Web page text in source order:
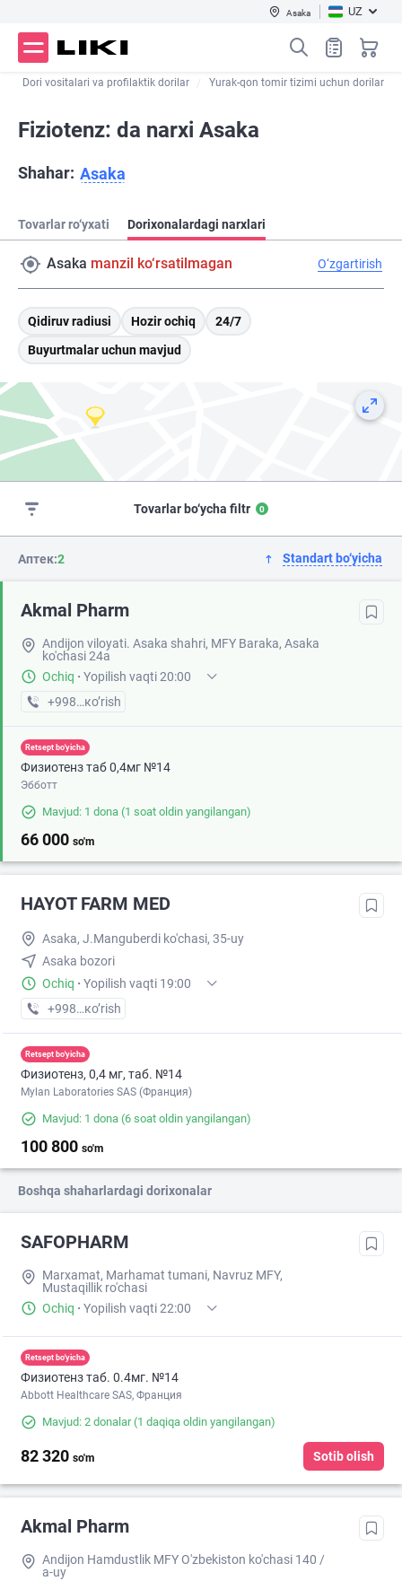
Asaka UZ
Dori vositalari va profilaktik dorilar Yurak-qon tomir tizimi uchun dorilar
Fiziotenz: da narxi Asaka
Shahar: Asaka
Tovarlar ro‘yxati Dorixonalardagi narxlari
Asaka manzil ko‘rsatilmagan O‘zgartirish
Qidiruv radiusi Hozir ochiq
24/7
Buyurtmalar uchun mavjud
Tovarlar bo‘ycha filtr 0
Аптек:2 Standart bo‘yicha
Akmal Pharm
Andijon viloyati. Asaka shahri, MFY Baraka, Asaka
ko'chasi 24a
Ochiq · Yopilish vaqti 20:00
+998 (88) XXX-XX-XX
кo’rish
Retsept bo'yicha
Физиотенз таб 0,4мг №14
Эбботт
Mavjud: 1 dona (1 soat oldin yangilangan)
66 000 so'm
HAYOT FARM MED
Asaka, J.Manguberdi ko'chasi, 35-uy
Asaka bozori
Ochiq · Yopilish vaqti 19:00
+998 (93) XXX-XX-XX
кo’rish
Retsept bo'yicha
Физиотенз, 0,4 мг, таб. №14
Mylan Laboratories SAS (Франция)
Mavjud: 1 dona (6 soat oldin yangilangan)
100 800 so'm
Boshqa shaharlardagi dorixonalar
SAFOPHARM
Marxamat, Marhamat tumani, Navruz MFY,
Mustaqillik ro'chasi
Ochiq · Yopilish vaqti 22:00
Retsept bo'yicha
Физиотенз таб. 0.4мг. №14
Abbott Healthcare SAS, Франция
Mavjud: 2 donalar(1 daqiqa oldin yangilangan)
82 320 so'm Sotib olish
Akmal Pharm
Andijon Hamdustlik MFY O'zbekiston ko'chasi 140 /
a-uy